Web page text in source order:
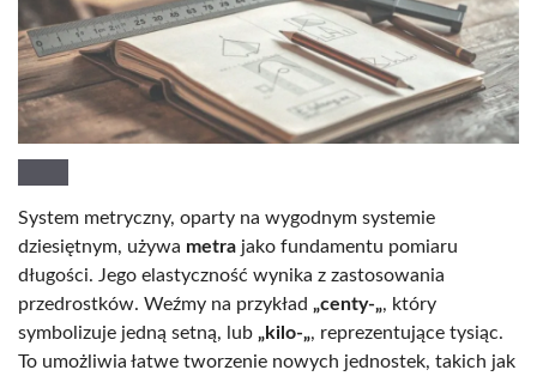
System metryczny, oparty na wygodnym systemie
dziesiętnym, używa metra jako fundamentu pomiaru
długości. Jego elastyczność wynika z zastosowania
przedrostków. Weźmy na przykład „centy-„, który
symbolizuje jedną setną, lub „kilo-„, reprezentujące tysiąc.
To umożliwia łatwe tworzenie nowych jednostek, takich jak